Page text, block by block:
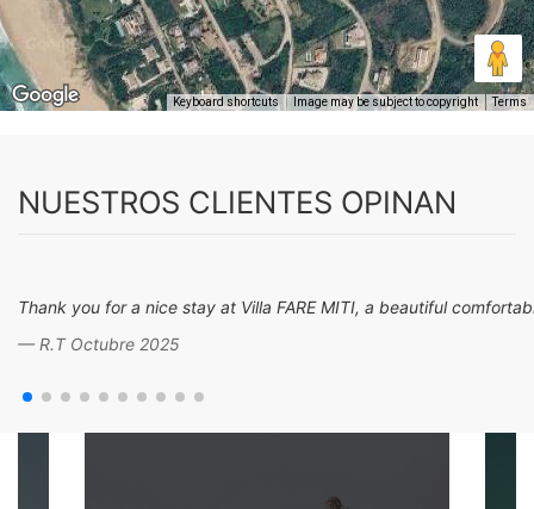
Keyboard shortcuts Image may be subject to copyright Terms
NUESTROS CLIENTES OPINAN
Thank you for a nice stay at Villa FARE MITI, a beautiful
R.T Octubre 2025